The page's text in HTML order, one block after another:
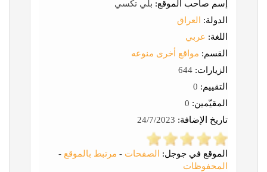
إسم صاحب الموقع: بلي تكسي
الدولة:
العراق
اللغة: عربي
القسم: مواقع أخرى منوعه
الزيارات:
التقييم:
المقيّمين:
تاريخ الإضافة:
الموقع في جوجل: الصفحات - مرتبط بالموقع -
المحفوظات